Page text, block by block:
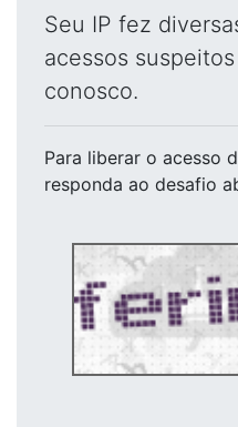
Seu IP fez
acessos
conosco.
Para liberar o acesso
responda ao desafio